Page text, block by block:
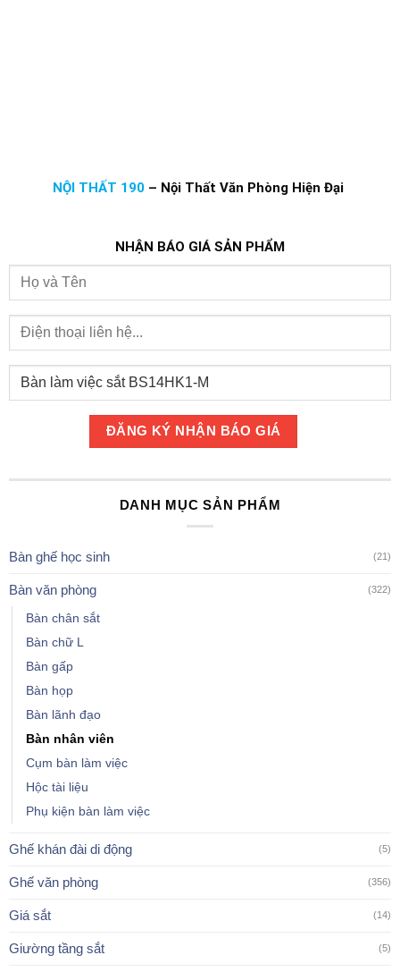
NỘI THẤT 190 – Nội Thất Văn Phòng Hiện Đại
NHẬN BÁO GIÁ SẢN PHẨM
DANH MỤC SẢN PHẨM
Bàn ghế học sinh (21)
Bàn văn phòng (322)
Bàn chân sắt
Bàn chữ L
Bàn gấp
Bàn họp
Bàn lãnh đạo
Bàn nhân viên
Cụm bàn làm việc
Hộc tài liệu
Phụ kiện bàn làm việc
Ghế khán đài di động (5)
Ghế văn phòng (356)
Giá sắt (14)
Giường tầng sắt (5)